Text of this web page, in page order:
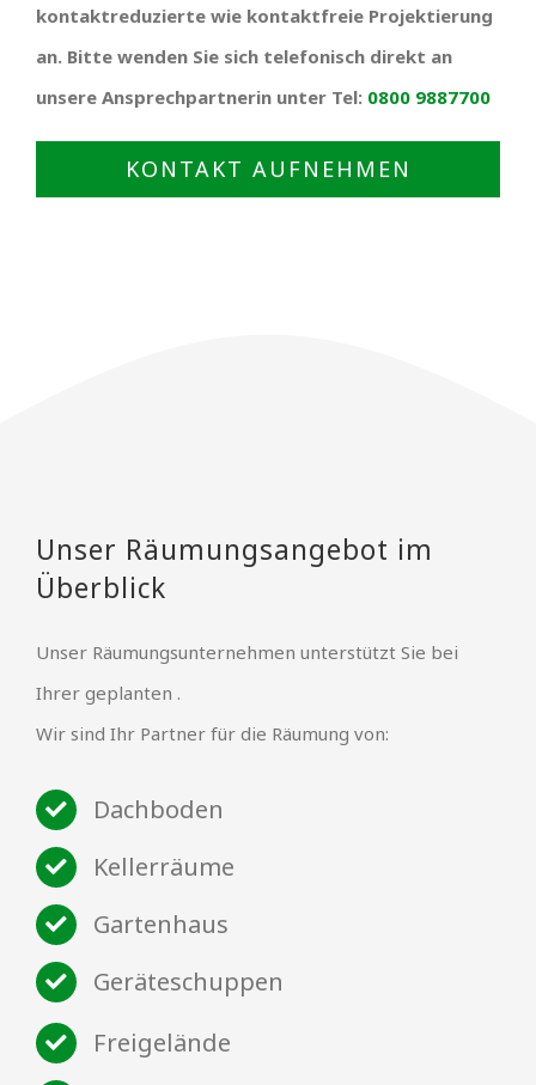
kontaktreduzierte wie kontaktfreie Projektierung
an. Bitte wenden Sie sich telefonisch direkt an
unsere Ansprechpartnerin unter Tel: 0800 9887700
KONTAKT AUFNEHMEN
Unser Räumungsangebot im
Überblick
Unser Räumungsunternehmen unterstützt Sie bei
Ihrer geplanten .
Wir sind Ihr Partner für die Räumung von:
Dachboden
Kellerräume
Gartenhaus
Geräteschuppen
Freigelände